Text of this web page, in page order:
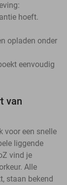
hoeft.
opladen onder
eenvoudig
van
voor een snelle
liggende
vind je
Alle
staan bekend